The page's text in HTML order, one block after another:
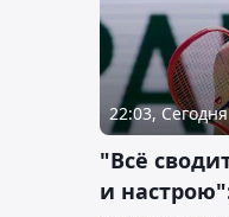
22:03, Сегодня
"Всё
и